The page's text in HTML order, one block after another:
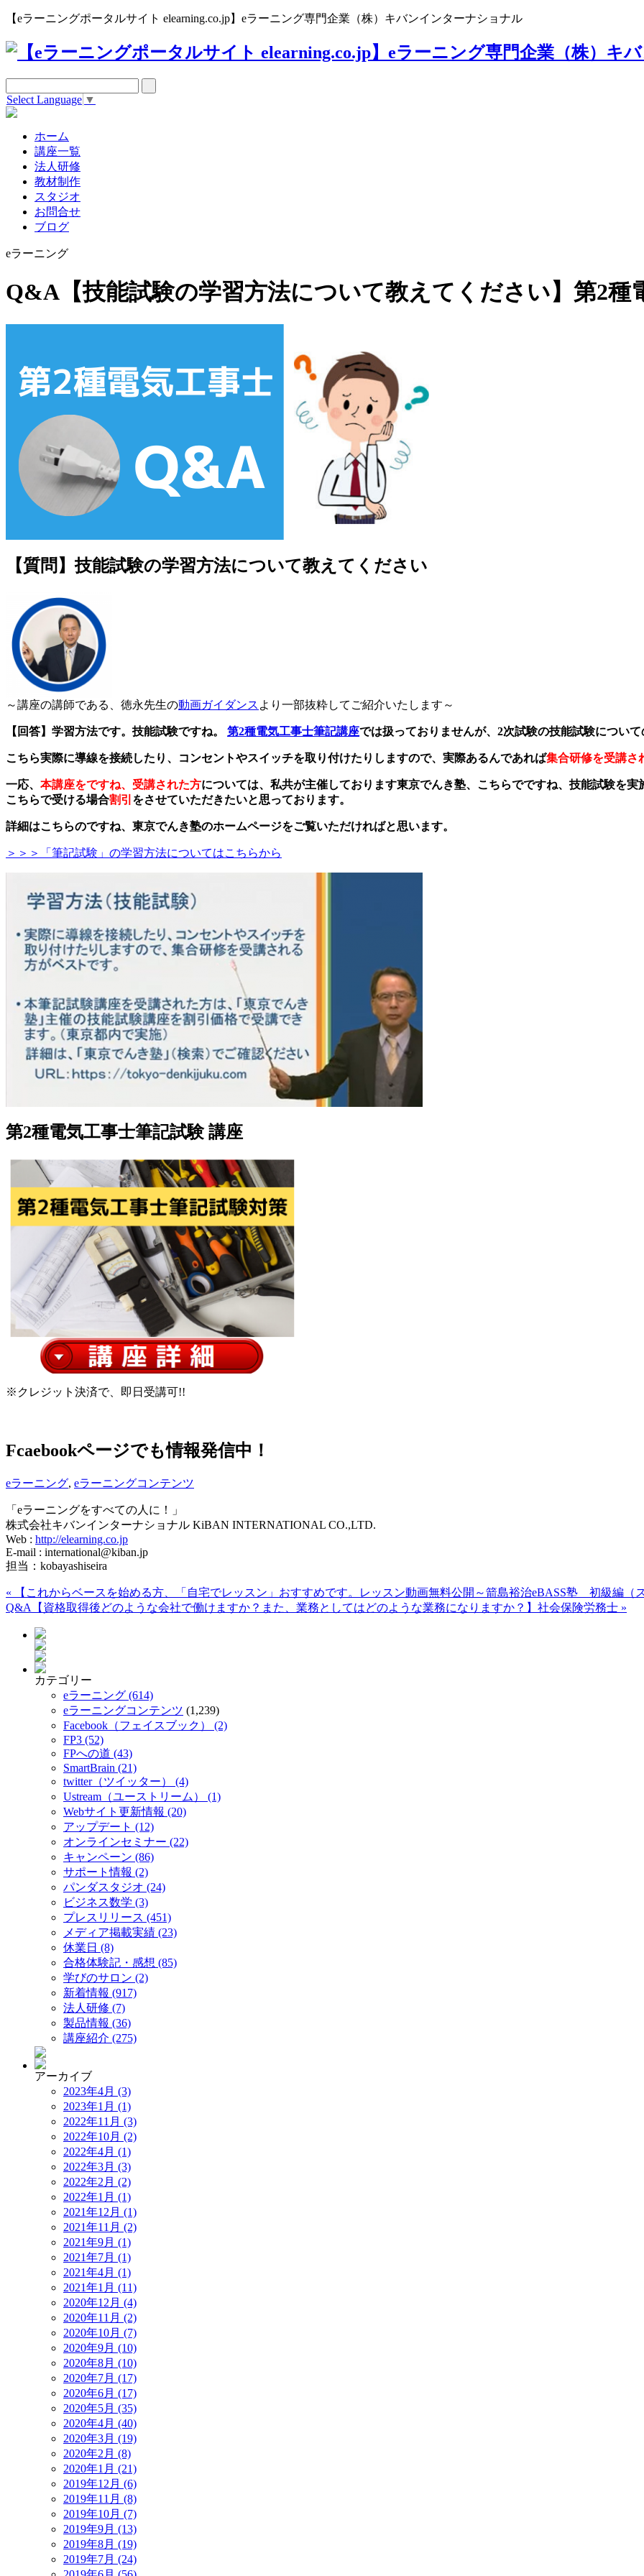
【eラーニングポータルサイト elearning.co.jp】eラーニング専門企業（株）キバンインターナショナル
Select Language ▼
ホーム
講座一覧
法人研修
教材制作
スタジオ
お問合せ
ブログ
eラーニング
Q&A【技能試験の学習方法について教えてください】第2種
【質問】技能試験の学習方法について教えてください
～講座の講師である、徳永先生の動画ガイダンス より一部抜粋してご紹介いたします～
【回答】学習方法です。技能試験ですね。 第2種電気工事士筆記講座では扱っておりませんが、2次試験の技能試験について
こちら実際に導線を接続したり、コンセントやスイッチを取り付けたりしますので、実際あるんであれば集合研修を受講さ
一応、 本講座をですね、受講された方については、私共が主催しております東京でんき塾、こちらでですね、技能試験を
こちらで受ける場合割引 をさせていただきたいと思っております。
詳細はこちらのですね、東京でんき塾のホームページをご覧いただければと思います。
＞＞＞「筆記試験」の学習方法についてはこちらから
第2種電気工事士筆記試験講座
※クレジット決済で、即日受講可!!
Fcaebookページでも情報発信中！
eラーニング, eラーニングコンテンツ
「eラーニングをすべての人に！」
株式会社キバンインターナショナル KiBAN INTERNATIONAL CO.,LTD.
Web : http://elearning.co.jp
E-mail : international@kiban.jp
担当：kobayashiseira
« 【これからベースを始める方、「自宅でレッスン」おすすめです。レッスン動画無料公開～箭島裕治eBASS塾 初級編（
Q&A【資格取得後どのような会社で働けますか？また、業務としてはどのような業務になりますか？】社会保険労務士 »
カテゴリー
eラーニング (614)
eラーニングコンテンツ (1,239)
Facebook（フェイスブック） (2)
FP3 (52)
FPへの道 (43)
SmartBrain (21)
twitter（ツイッター） (4)
Ustream（ユーストリーム） (1)
Webサイト更新情報 (20)
アップデート (12)
オンラインセミナー (22)
キャンペーン (86)
サポート情報 (2)
パンダスタジオ (24)
ビジネス数学 (3)
プレスリリース (451)
メディア掲載実績 (23)
休業日 (8)
合格体験記・感想 (85)
学びのサロン (2)
新着情報 (917)
法人研修 (7)
製品情報 (36)
講座紹介 (275)
アーカイブ
2023年4月 (3)
2023年1月 (1)
2022年11月 (3)
2022年10月 (2)
2022年4月 (1)
2022年3月 (3)
2022年2月 (2)
2022年1月 (1)
2021年12月 (1)
2021年11月 (2)
2021年9月 (1)
2021年7月 (1)
2021年4月 (1)
2021年1月 (11)
2020年12月 (4)
2020年11月 (2)
2020年10月 (7)
2020年9月 (10)
2020年8月 (10)
2020年7月 (17)
2020年6月 (17)
2020年5月 (35)
2020年4月 (40)
2020年3月 (19)
2020年2月 (8)
2020年1月 (21)
2019年12月 (6)
2019年11月 (8)
2019年10月 (7)
2019年9月 (13)
2019年8月 (19)
2019年7月 (24)